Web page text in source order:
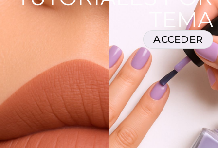
TEMA
ACCEDER